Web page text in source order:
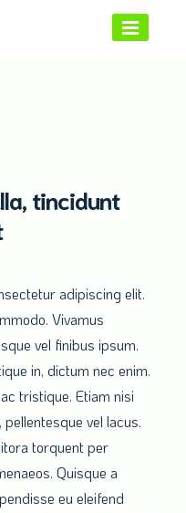
tincidunt
adipiscing elit.
Vivamus
vel finibus ipsum.
in, dictum nec enim.
tristique. Etiam nisi
vel lacus.
torquent per
Quisque a
eu eleifend